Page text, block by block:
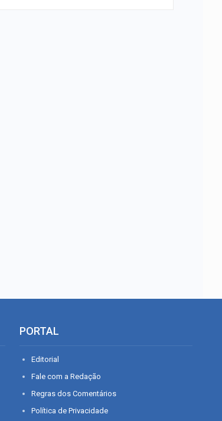
PORTAL
Editorial
Fale com a Redação
Regras dos Comentários
Política de Privacidade